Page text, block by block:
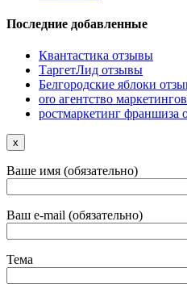
Последние добавленные
Квантастика отзывы
ТаргетЛид отзывы
Белгородские яблоки
oro агентство
ростмаркетинг франшиза
x
Ваше имя (обязательно)
Ваш e-mail (обязательно)
Тема